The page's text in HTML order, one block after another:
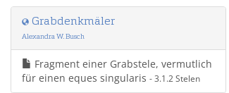
Grabdenkmäler
Alexandra W. Busch
Fragment einer Grabstele, vermutlich
für einen eques singularis - 3.1.2 Stelen